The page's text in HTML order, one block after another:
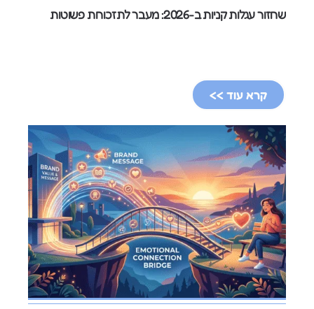
שחזור עגלות קניות ב-2026: מעבר לתזכורות פשוטות
קרא עוד >>